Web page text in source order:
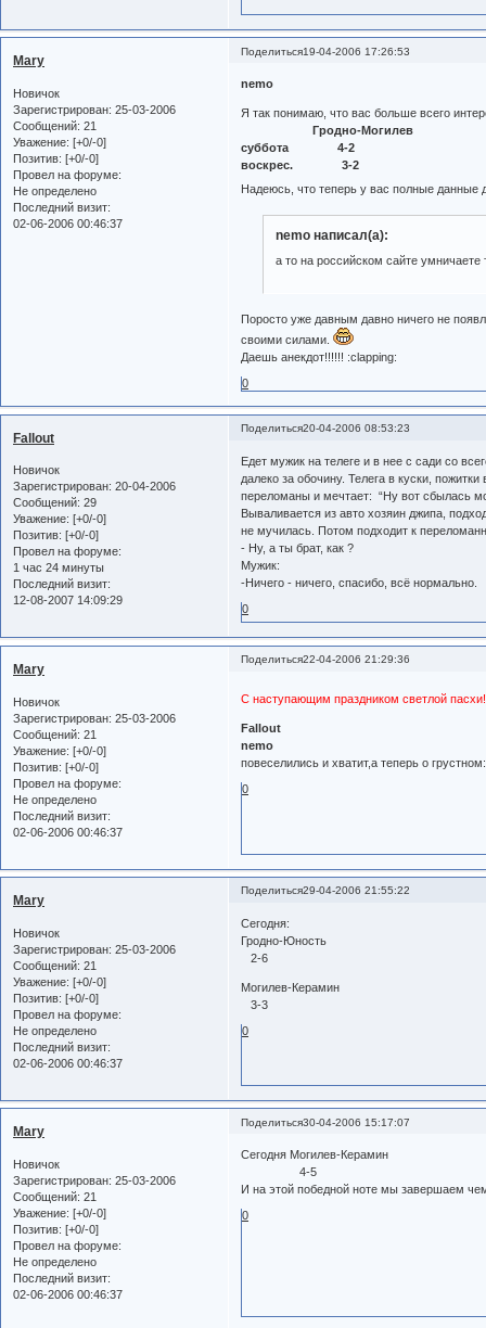
Поделиться19-04-2006 17:26:53
Mary
Новичок
Зарегистрирован: 25-03-2006
Сообщений: 21
Уважение: [+0/-0]
Позитив: [+0/-0]
Провел на форуме:
Не определено
Последний визит:
02-06-2006 00:46:37
nemo
Я так понимаю, что вас больше всего
Гродно-Могилев
суббота 4-2
воскрес. 3-2
Надеюсь, что теперь у вас полные
nemo написал(а):
а то на российском сайте умничаете
Поросто уже давным давно ничего не
своими силами.
Даешь анекдот!!!!!! :clapping:
0
Поделиться20-04-2006 08:53:23
Fallout
Новичок
Зарегистрирован: 20-04-2006
Сообщений: 29
Уважение: [+0/-0]
Позитив: [+0/-0]
Провел на форуме:
1 час 24 минуты
Последний визит:
12-08-2007 14:09:29
Едет мужик на телеге и в нее с сади со
далеко за обочину. Телега в куски,
переломаны и мечтает: “Ну вот сбылась
Вываливается из авто хозяин джипа,
не мучилась. Потом подходит к
- Ну, а ты брат, как ?
Мужик:
-Ничего - ничего, спасибо, всё нормально.
0
Поделиться22-04-2006 21:29:36
Mary
Новичок
Зарегистрирован: 25-03-2006
Сообщений: 21
Уважение: [+0/-0]
Позитив: [+0/-0]
Провел на форуме:
Не определено
Последний визит:
02-06-2006 00:46:37
С наступающим праздником светлой пасхи!
Fallout
nemo
повеселились и хватит,а теперь о
0
Поделиться29-04-2006 21:55:22
Mary
Новичок
Зарегистрирован: 25-03-2006
Сообщений: 21
Уважение: [+0/-0]
Позитив: [+0/-0]
Провел на форуме:
Не определено
Последний визит:
02-06-2006 00:46:37
Сегодня:
Гродно-Юность
2-6
Могилев-Керамин
3-3
0
Поделиться30-04-2006 15:17:07
Mary
Новичок
Зарегистрирован: 25-03-2006
Сообщений: 21
Уважение: [+0/-0]
Позитив: [+0/-0]
Провел на форуме:
Не определено
Последний визит:
02-06-2006 00:46:37
Сегодня Могилев-Керамин
4-5
И на этой победной ноте мы завершаем
0